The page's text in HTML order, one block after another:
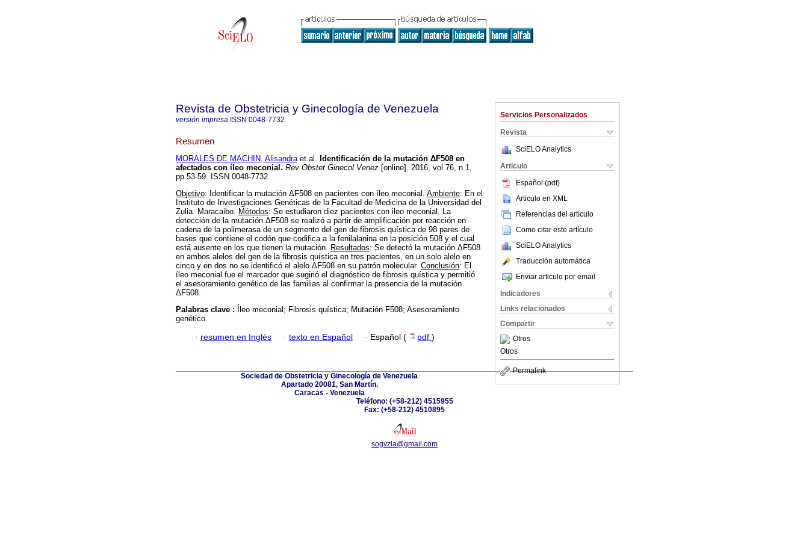
Servicios Personalizados
Revista
SciELO Analytics
Articulo
Español (pdf)
Articulo en XML
Referencias del artículo
Como citar este artículo
SciELO Analytics
Traducción automática
Enviar articulo por email
Indicadores
Links relacionados
Compartir
Otros
Otros
Permalink
Revista de Obstetricia y Ginecología de Venezuela
versión impresa ISSN 0048-7732
Resumen
MORALES DE MACHIN, Alisandraet al. Identificación de la mutación ΔF508 en
afectados con íleo meconial . Rev Obstet Ginecol Venez [online]. 2016, vol.76, n.1,
pp.53-59. ISSN 0048-7732.
Objetivo: Identificar la mutación ΔF508 en pacientes con íleo meconial. Ambiente: En el
Instituto de Investigaciones Genéticas de la Facultad de Medicina de la Universidad del
Zulia. Maracaibo. Métodos: Se estudiaron diez pacientes con ileo meconial. La
detección de la mutación ΔF508 se realizó a partir de amplificación por reacción en
cadena de la polimerasa de un segmento del gen de fibrosis quística de 98 pares de
bases que contiene el codón que codifica a la fenilalanina en la posición 508 y el cual
está ausente en los que tienen la mutación. Resultados: Se detectó la mutación ΔF508
en ambos alelos del gen de la fibrosis quística en tres pacientes, en un solo alelo en
cinco y en dos no se identificó el alelo ΔF508 en su patrón molecular. Conclusión: El
íleo meconial fue el marcador que sugirió el diagnóstico de fibrosis quística y permitió
el asesoramiento genético de las familias al confirmar la presencia de la mutación
ΔF508.
Palabras clave :
Íleo meconial; Fibrosis quística; Mutación F508; Asesoramiento
genético.
· resumen en Inglés · texto en Español · Español ( pdf )
Sociedad de Obstetricia y Ginecología de Venezuela
Apartado 20081, San Martín.
Caracas - Venezuela
Teléfono: (+58-212) 4515955
Fax: (+58-212) 4510895
sogvzla@gmail.com